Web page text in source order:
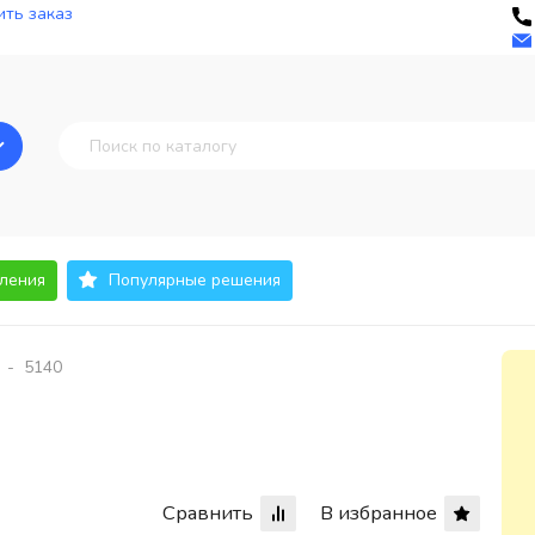
заказ
Популярные решения
- 5140
Сравнить В избранное